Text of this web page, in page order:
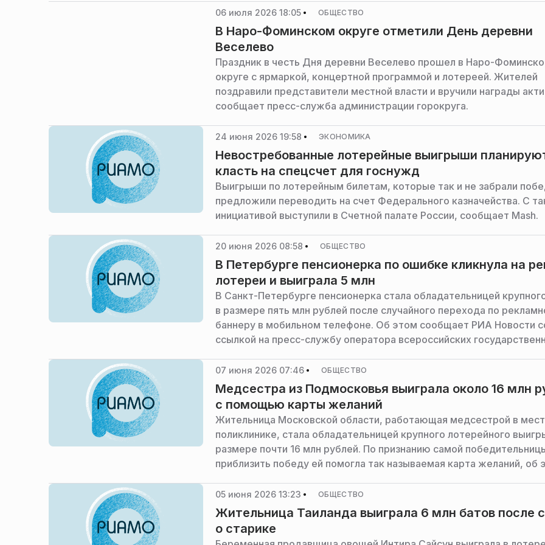
06 июля 2026 18:05 ОБЩЕСТВО
В Наро-Фоминском округе отметили День деревни
Веселево
Праздник в честь Дня деревни Веселево прошел в Наро-
округе с ярмаркой, концертной программой и лотереей. Жителей
поздравили представители местной власти и вручили награды
сообщает пресс-служба администрации горокруга.
24 июня 2026 19:58 ЭКОНОМИКА
Невостребованные лотерейные выигрыши
класть на спецсчет для госнужд
Выигрыши по лотерейным билетам, которые так и не забрали
предложили переводить на счет Федерального казначейства. С
инициативой выступили в Счетной палате России, сообщает Mash.
20 июня 2026 08:58 ОБЩЕСТВО
В Петербурге пенсионерка по ошибке кликнула на
лотереи и выиграла 5 млн
В Санкт-Петербурге пенсионерка стала обладательницей
в размере пять млн рублей после случайного перехода по
баннеру в мобильном телефоне. Об этом сообщает РИА Новости
ссылкой на пресс-службу оператора всероссийских
07 июня 2026 07:46 ОБЩЕСТВО
Медсестра из Подмосковья выиграла около 16 млн
с помощью карты желаний
Жительница Московской области, работающая медсестрой в
поликлинике, стала обладательницей крупного лотерейного
размере почти 16 млн рублей. По признанию самой
приблизить победу ей помогла так называемая карта желаний, об
05 июня 2026 13:23 ОБЩЕСТВО
Жительница Таиланда выиграла 6 млн батов после
о старике